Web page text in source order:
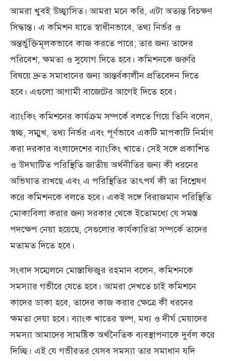
আমরা খুবই উচ্ছ্বাসিত। আমরা মনে করি, এটা অত্যন্ত বিচক্ষণ
সিদ্ধান্ত। এ কমিশন যাতে স্বাধীনভাবে, তথ্য নির্ভর ও
অন্তর্ভুক্তিমূলকভাবে কাজ করতে পারে; তার জন্য তাদের
পরিবেশ, ক্ষমতা ও সুযোগ দিতে হবে। কমিশনকে জরুরি
বিষয়ে দ্রুত সমাধানের জন্য আন্তর্বকালীন প্রতিবেদন দিতে
হবে। এগুলো আগামী বাজেটের আগেই দিতে হবে।
ব্যাংকিং কমিশনের কার্যক্রম সম্পর্কে বলতে গিয়ে তিনি বলেন,
স্বচ্ছ, সম্মুখ, তথ্য নির্ভর এবং পূর্ণভাবে একটি মাপকাটি নির্মাণ
করা দরকার বংলাদেশের ব্যাংকিং খাতে। সেই সঙ্গে প্রকাশিত
ও উদঘাটিত পরিস্থিতি জাতীয় অর্থনীতির জন্য কী ধরনের
অভিঘাত রাখছে এবং এ পরিস্থিতির তাৎপর্য কী তা বিশ্লেষণ
করে কমিশনকে বলতে হবে। একই সঙ্গে বিরাজমান পরিস্থিতি
মোকাবিলা করার জন্য সরকার থেকে ইতোমধ্যে যে সমস্ত
পদক্ষেপ নেয়া হয়েছে, সেগুলোর কার্যকারিতা সম্পর্কে তাদের
মতামত দিতে হবে।
সংবাদ সম্মেলনে মোস্তাফিজুর রহমান বলেন, কমিশনকে
সমস্যার গভীরে যেতে হবে। আমরা দেখতে চাই কমিশনে
কাদের ডাকা হবে, তাদের কাজ করার ক্ষেত্রে কী ধরনের
ক্ষমতা দেয়া হবে। ব্যাংক খাতের স্বল্প, মধ্য ও দীর্ঘ মেয়াদের
সমস্যা আমাদের সামষ্টিক অর্থনৈতিক ব্যবস্থাপনাকে দুর্বল করে
দিচ্ছি। এই যে গভীরতর যেসব সমস্যা তার সমাধান যদি